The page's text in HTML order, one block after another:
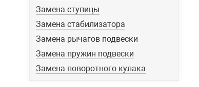
Замена ступицы
Замена стабилизатора
Замена рычагов подвески
Замена пружин подвески
Замена поворотного кулака